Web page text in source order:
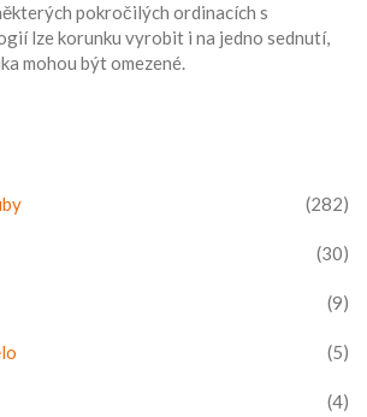
pokročilých ordinacích s
lze korunku vyrobit i na jedno sednutí,
mohou být omezené.
(282)
(30)
(9)
(5)
(4)